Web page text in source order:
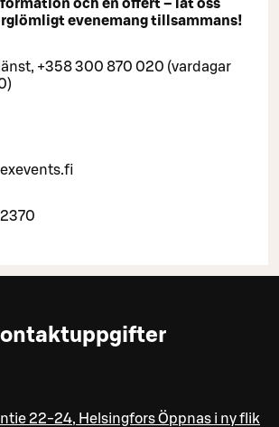
och en offert – låt oss
evenemang tillsammans!
+358 300 870 020 (vardagar
22-24, HelsingforsÖppnas i ny flik